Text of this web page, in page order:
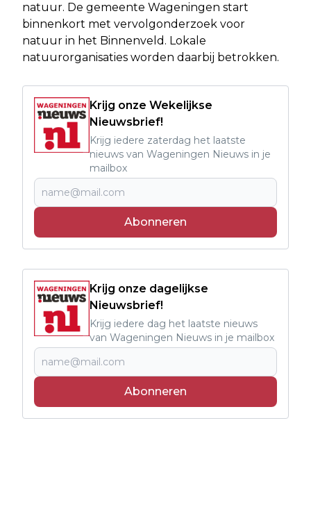
natuur. De gemeente Wageningen start
binnenkort met vervolgonderzoek voor
natuur in het Binnenveld. Lokale
natuurorganisaties worden daarbij betrokken.
Krijg onze Wekelijkse
Nieuwsbrief!
Krijg iedere zaterdag het laatste
nieuws van Wageningen Nieuws in je
mailbox
Abonneren
Krijg onze dagelijkse
Nieuwsbrief!
Krijg iedere dag het laatste nieuws
van Wageningen Nieuws in je mailbox
Abonneren